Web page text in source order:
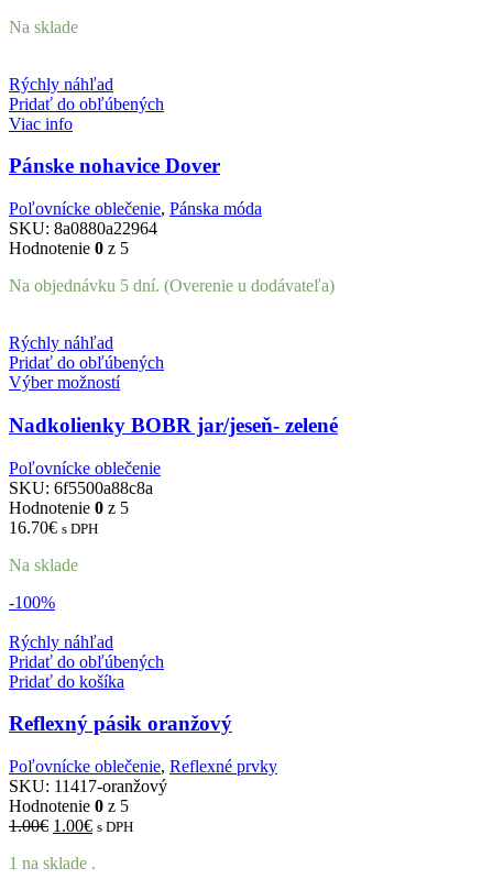
Na sklade
Rýchly náhľad
Pridať do obľúbených
Viac info
Pánske nohavice Dover
Poľovnícke oblečenie, Pánska móda
SKU: 8a0880a22964
Hodnotenie 0 z 5
Na objednávku 5 dní. (Overenie u dodávateľa)
Rýchly náhľad
Pridať do obľúbených
Výber možností
Nadkolienky BOBR jar/jeseň- zelené
Poľovnícke oblečenie
SKU: 6f5500a88c8a
Hodnotenie 0 z 5
16.70€ s DPH
Na sklade
-100%
Rýchly náhľad
Pridať do obľúbených
Pridať do košíka
Reflexný pásik oranžový
Poľovnícke oblečenie, Reflexné prvky
SKU: 11417-oranžový
Hodnotenie 0 z 5
1.00€ Pôvodná
bola:
1.00€Aktuálna
je:
s DPH
1 na sklade .